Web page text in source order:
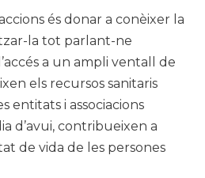
és donar a conèixer la
la tot parlant-ne
a un ampli ventall de
els recursos sanitaris
entitats i associacions
d’avui, contribueixen a
de vida de les persones